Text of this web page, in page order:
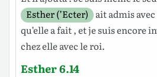
Esther (’Ecter) aitadmis
qu’elle afait, et je suis encore
chez elle avec leroi.
Esther 6.14